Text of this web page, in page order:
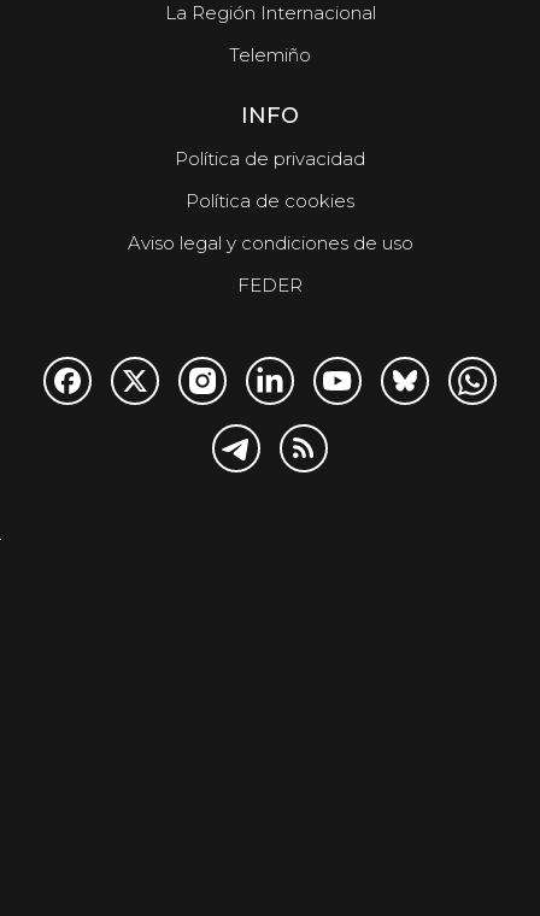
La Región Internacional
Telemiño
INFO
Política de privacidad
Política de cookies
Aviso legal y condiciones de uso
FEDER